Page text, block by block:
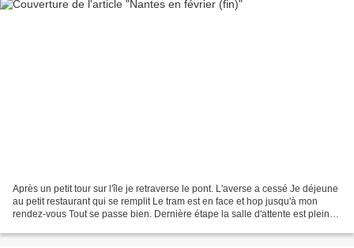
Après un petit tour sur l'île je retraverse le pont. L'averse a cessé Je déjeune
au petit restaurant qui se remplit Le tram est en face et hop jusqu'à mon
rendez-vous Tout se passe bien. Dernière étape la salle d'attente est pleine